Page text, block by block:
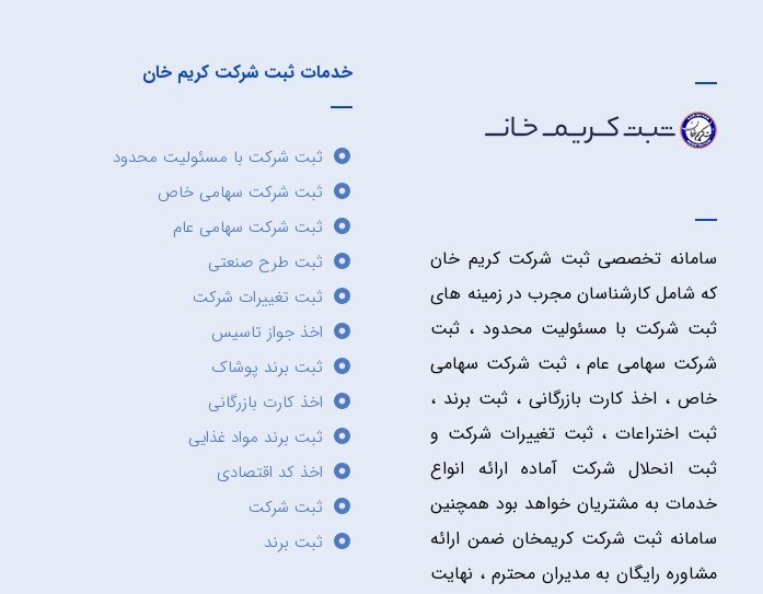
سامانه تخصصی ثبت شرکت کریم خان
که شامل کارشناسان مجرب در زمینه های
ثبت شرکت با مسئولیت محدود ، ثبت
شرکت سهامی عام ، ثبت شرکت سهامی
خاص ، اخذ کارت بازرگانی ، ثبت برند ،
ثبت اختراعات ، ثبت تغییرات شرکت و
ثبت انحلال شرکت آماده ارائه انواع
خدمات به مشتریان خواهد بود همچنین
سامانه ثبت شرکت کریمخان ضمن ارائه
مشاوره رایگان به مدیران محترم ، نهایت
خدمات ثبت شرکت کریم خان
ثبت شرکت با مسئولیت محدود
ثبت شرکت سهامی خاص
ثبت شرکت سهامی عام
ثبت طرح صنعتی
ثبت تغییرات شرکت
اخذ جواز تاسیس
ثبت برند پوشاک
اخذ کارت بازرگانی
ثبت برند مواد غذایی
اخذ کد اقتصادی
ثبت شرکت
ثبت برند